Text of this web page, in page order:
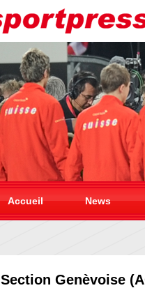
Accueil News
Section Genèvoise